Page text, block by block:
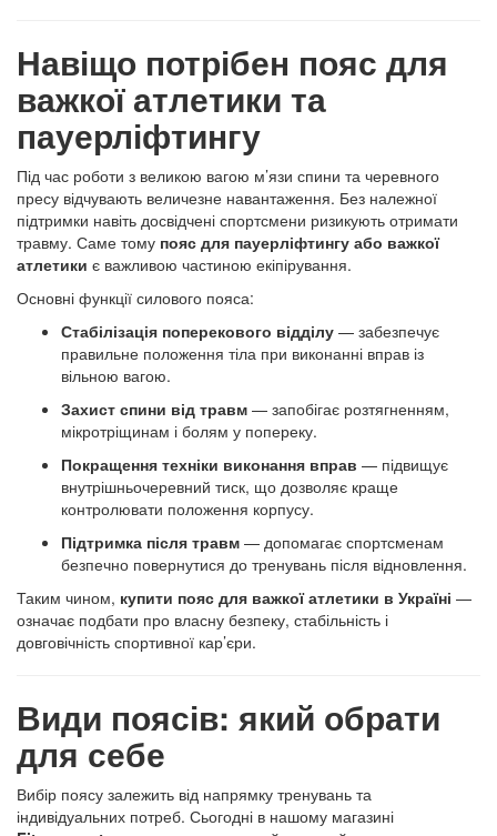
Навіщо потрібен пояс для
важкої атлетики та
пауерліфтингу
Під час роботи з великою вагою м’язи спини та черевного
пресу відчувають величезне навантаження. Без належної
підтримки навіть досвідчені спортсмени ризикують отримати
травму. Саме тому пояс для пауерліфтингу або важкої
атлетики є важливою частиною екіпірування.
Основні функції силового пояса:
Стабілізація поперекового відділу — забезпечує
правильне положення тіла при виконанні вправ із
вільною вагою.
Захист спини від травм — запобігає розтягненням,
мікротріщинам і болям у попереку.
Покращення техніки виконання вправ — підвищує
внутрішньочеревний тиск, що дозволяє краще
контролювати положення корпусу.
Підтримка після травм — допомагає спортсменам
безпечно повернутися до тренувань після відновлення.
Таким чином, купити пояс для важкої атлетики в Україні —
означає подбати про власну безпеку, стабільність і
довговічність спортивної кар’єри.
Види поясів: який обрати
для себе
Вибір поясу залежить від напрямку тренувань та
індивідуальних потреб. Сьогодні в нашому магазині